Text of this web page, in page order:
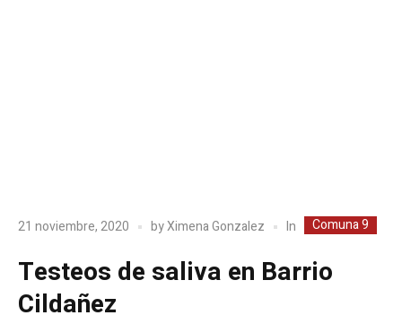
21 noviembre, 2020 byXimena Gonzalez In Comuna 9
Testeos de saliva en Barrio
Cildañez